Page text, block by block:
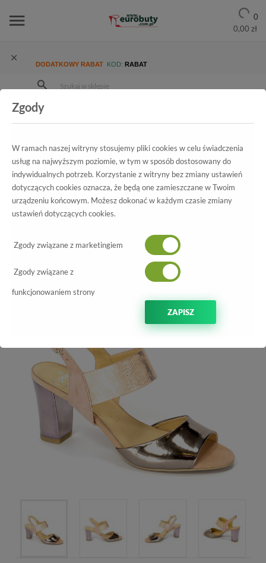
0
0,00 zł
DODATKOWY RABAT KOD: RABAT
Kolekcja damska
Sandały
Wszystkie produkty
9-28307-28 526 Rose Me.Multi
Zgody
W ramach naszej witryny stosujemy pliki cookies w celu świadczenia
usług na najwyższym poziomie, w tym w sposób dostosowany do
indywidualnych potrzeb. Korzystanie z witryny bez zmiany ustawień
dotyczących cookies oznacza, że będą one zamieszczane w Twoim
urządzeniu końcowym. Możesz dokonać w każdym czasie zmiany
ustawień dotyczących cookies.
Zgody związane z marketingiem
Zgody związane z
funkcjonowaniem strony
ZAPISZ